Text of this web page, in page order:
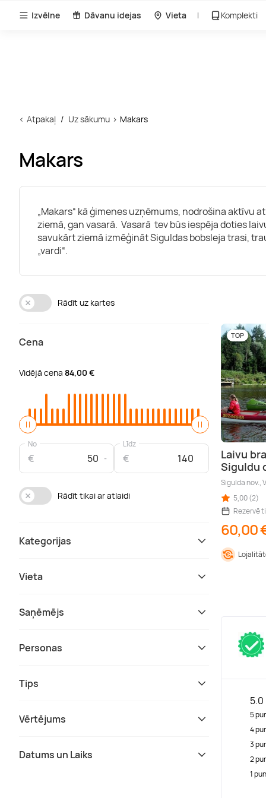
Izvēlne Dāvanu idejas Vieta Komplekti
Atpakaļ Uz sākumu Makars
Makars
„Makars“ kā ģimenes uzņēmums, nodrošina aktīvu
ziemā, gan vasarā. Vasarā tev būs iespēja doties
savukārt ziemā izmēģināt Siguldas bobsleja trasi,
„vardi“.
Rādīt uz kartes
Cena
Vidējā cena 84,00 €
No
€
Līdz
€
Rādīt tikai ar atlaidi
Kategorijas
Vieta
Saņēmējs
Personas
Tips
Vērtējums
Datums un Laiks
TOP
Laivu
Siguldu
Sigulda nov.,
5,00 (2)
Rezervē
60,00
5.0
5
4
3
2
1